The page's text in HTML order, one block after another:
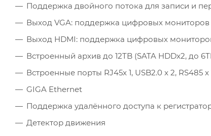
Поддержка двойного потока для записи и
Выход VGA: поддержка цифровых мониторов
Выход HDMI: поддержка цифровых
Встроенный архив до 12TB (SATA HDDx2, до
Встроенные порты RJ45x 1, USB2.0 x 2, RS485 x
GIGA Ethernet
Поддержка удалённого доступа к
Детектор движения